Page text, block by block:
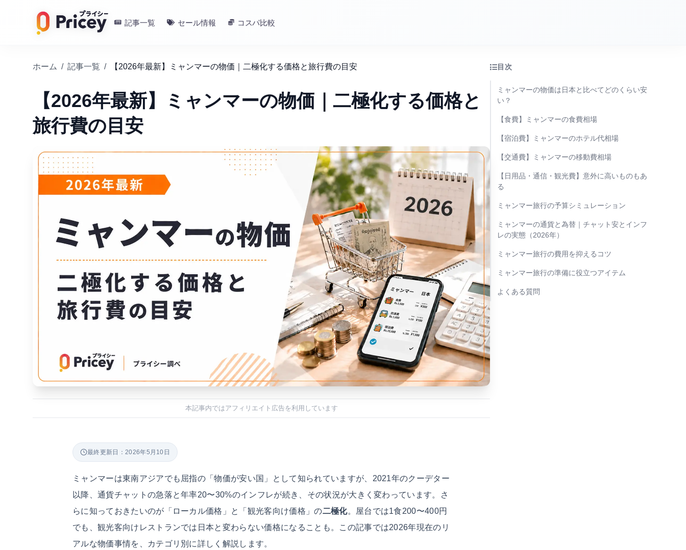
記事一覧 セール情報 コスパ比較
ホーム / 記事一覧 / 【2026年最新】ミャンマーの物価｜二極化する価格と旅行費の目安
【2026年最新】ミャンマーの物価｜二極化する価格と
旅行費の目安
本記事内ではアフィリエイト広告を利用しています
最終更新日：2026年5月10日
ミャンマーは東南アジアでも屈指の「物価が安い国」として知られていますが、2021年のクーデター
以降、通貨チャットの急落と年率20〜30%のインフレが続き、その状況が大きく変わっています。さ
らに知っておきたいのが「ローカル価格」と「観光客向け価格」の二極化。屋台では1食200〜400円
でも、観光客向けレストランでは日本と変わらない価格になることも。この記事では2026年現在のリ
アルな物価事情を、カテゴリ別に詳しく解説します。
目次
ミャンマーの物価は日本と比べてどのくらい安
い？
【食費】ミャンマーの食費相場
【宿泊費】ミャンマーのホテル代相場
【交通費】ミャンマーの移動費相場
【日用品・通信・観光費】意外に高いものもあ
る
ミャンマー旅行の予算シミュレーション
ミャンマーの通貨と為替｜チャット安とインフ
レの実態（2026年）
ミャンマー旅行の費用を抑えるコツ
ミャンマー旅行の準備に役立つアイテム
よくある質問